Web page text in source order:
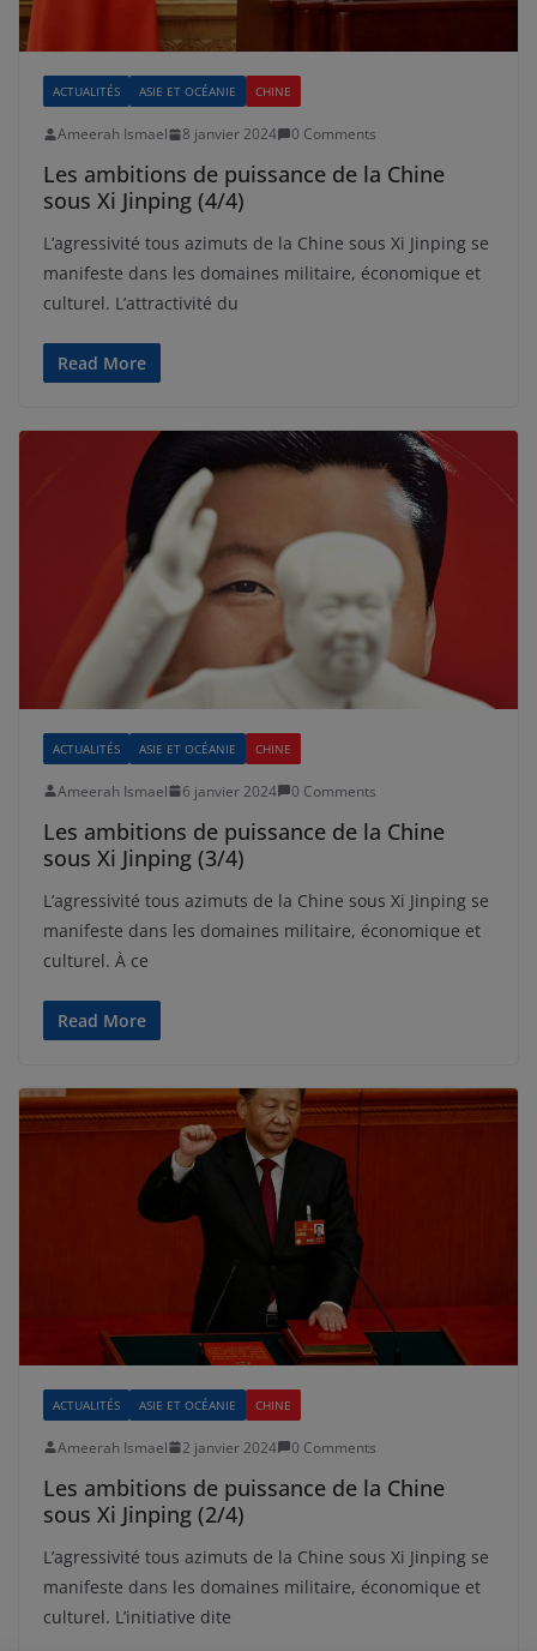
ACTUALITÉS ASIE ET OCÉANIE CHINE
Ameerah Ismael 8 janvier 2024 0 Comments
Les ambitions de puissance de la Chine
sous Xi Jinping (4/4)
L’agressivité tous azimuts de la Chine sous Xi Jinping se
manifeste dans les domaines militaire, économique et
culturel. L’attractivité du
Read More
ACTUALITÉS ASIE ET OCÉANIE CHINE
Ameerah Ismael 6 janvier 2024 0 Comments
Les ambitions de puissance de la Chine
sous Xi Jinping (3/4)
L’agressivité tous azimuts de la Chine sous Xi Jinping se
manifeste dans les domaines militaire, économique et
culturel. À ce
Read More
ACTUALITÉS ASIE ET OCÉANIE CHINE
Ameerah Ismael 2 janvier 2024 0 Comments
Les ambitions de puissance de la Chine
sous Xi Jinping (2/4)
L’agressivité tous azimuts de la Chine sous Xi Jinping se
manifeste dans les domaines militaire, économique et
culturel. L’initiative dite